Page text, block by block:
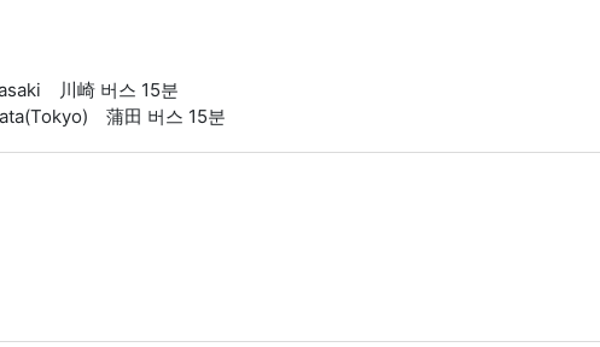
川崎 버스 15분
蒲田 버스 15분